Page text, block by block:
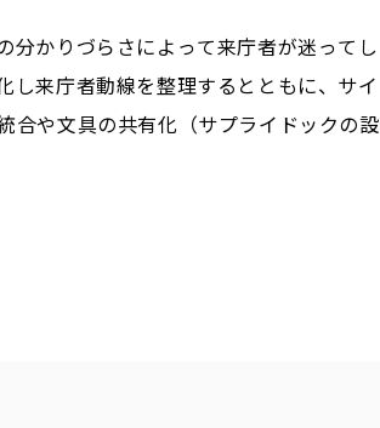
分かりづらさによって来庁者が迷ってし
し来庁者動線を整理するとともに、サイ
合や文具の共有化（サプライドックの設